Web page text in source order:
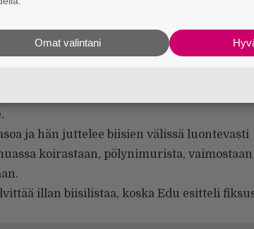
Airam-termospullosta, jossa hän väitti
siellä olleen kahvia tai teetä. Ehkä
ja hän juttelee biisien välissä luontevasti
koirastaan, pölynimurista, vaimostaan
illan biisilistaa, koska Edu esitteli
Omat valintani